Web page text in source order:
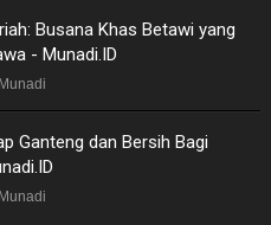
Busana Khas Betawi yang
- Munadi.ID
Munadi
Ganteng dan Bersih Bagi
Munadi